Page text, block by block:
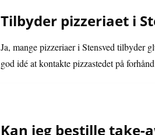
Tilbyder pizzeriaet i
Ja, mange pizzeriaer i Stensved tilbyder
god idé at kontakte pizzastedet på
Kan jeg bestille take-